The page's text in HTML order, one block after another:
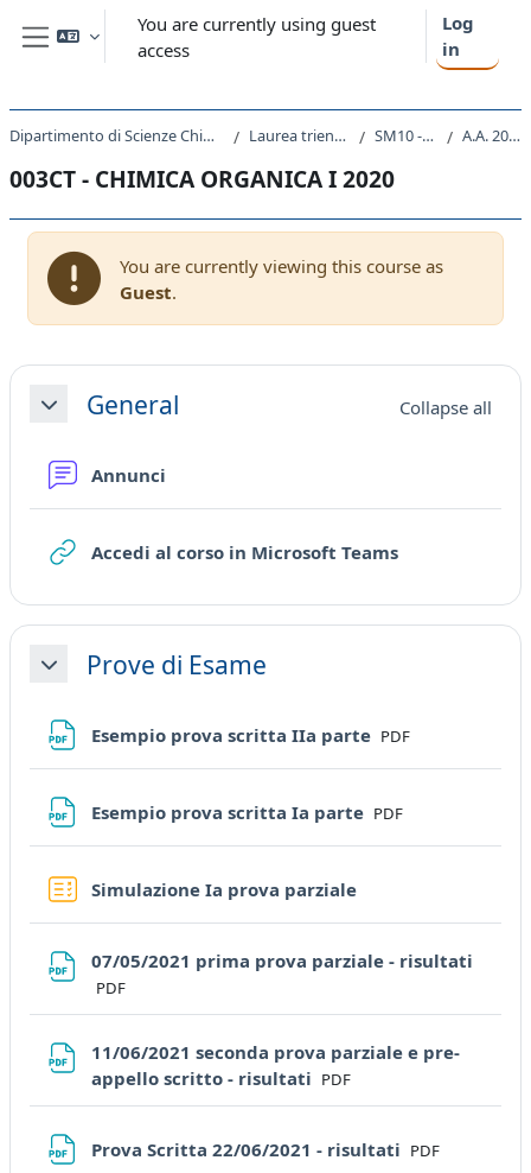
Skip to main content
Side panel
You are currently using guest
access
Log
in
Dipartimento di Scienze Chimiche e Farmaceutiche Laurea triennale (DM270) SM10 - CHIMICA A.A. 2020 - 2021
003CT - CHIMICA ORGANICA I 2020
You are currently viewing this course as
Guest.
Section outline
CollapseGeneral Collapse all
Annunci
Accedi al corso in Microsoft TeamsURL
CollapseProve di Esame
Esempio prova scritta IIa parte File
PDF
Esempio prova scritta Ia parte File
PDF
Simulazione Ia prova parzialeQuiz
07/05/2021 prima prova parziale - risultati
PDF
11/06/2021 seconda prova parziale e pre-
appello scritto - risultati File
PDF
Prova Scritta 22/06/2021 - risultati File
PDF